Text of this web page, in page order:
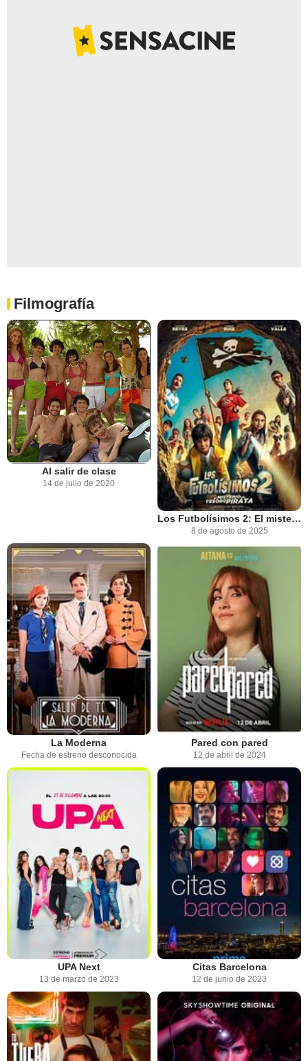
Filmografía
Al salir de clase
14 de julio de 2020
Los Futbolísimos 2: El misterio del tesoro pirata
8 de agosto de 2025
La Moderna
Fecha de estreno desconocida
Pared con pared
12 de abril de 2024
UPA Next
13 de marzo de 2023
Citas Barcelona
12 de junio de 2023